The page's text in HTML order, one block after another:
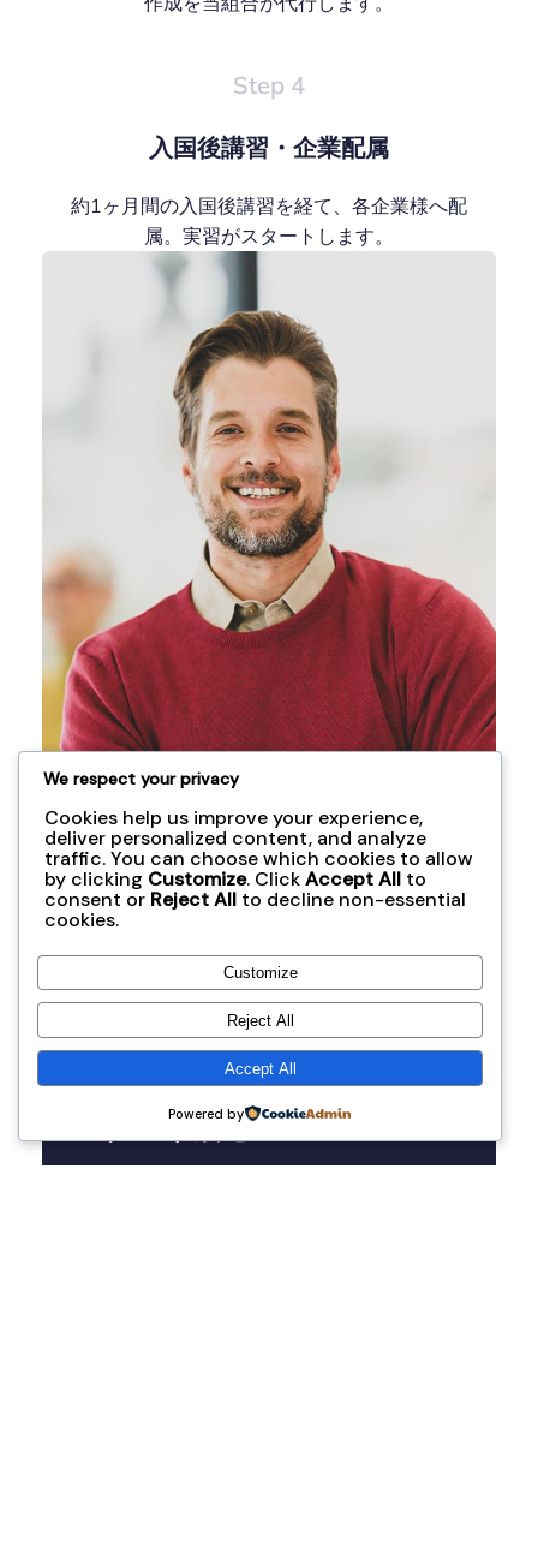
Step 4
入国後講習・企業配属
約1ヶ月間の入国後講習を経て、各企業様へ配
属。実習がスタートします。
お気軽にご連
絡ください
〒559-0013 大阪府大阪市住之江区御
We respect your privacy
Cookies help us improve your experience,
deliver personalized content, and analyze
traffic. You can choose which cookies to allow
by clicking Customize. ClickAccept All to
consent or Reject All to decline non-essential
cookies.
Customize
Reject All
Accept All
Powered by